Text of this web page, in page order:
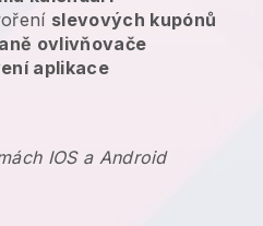
slevových kupónů
ovlivňovače
aplikace
IOS a Android